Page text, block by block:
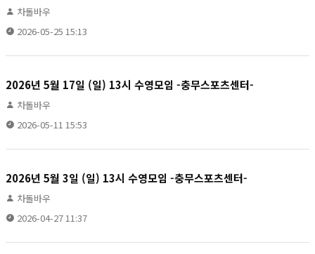
차돌바우
2026-05-25 15:13
2026년 5월 17일 (일) 13시 수영모임 -충무스포츠센터-
차돌바우
2026-05-11 15:53
2026년 5월 3일 (일) 13시 수영모임 -충무스포츠센터-
차돌바우
2026-04-27 11:37